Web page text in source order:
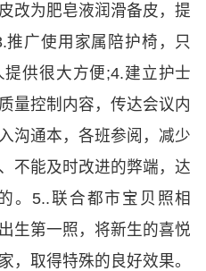
改为肥皂液润滑备皮，提
广使用家属陪护椅，只
供很大方便;4.建立护士
量控制内容，传达会议内
沟通本，各班参阅，减少
不能及时改进的弊端，达
。5..联合都市宝贝照相
生第一照，将新生的喜悦
，取得特殊的良好效果。